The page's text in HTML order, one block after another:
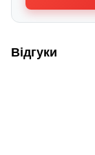
Відгуки